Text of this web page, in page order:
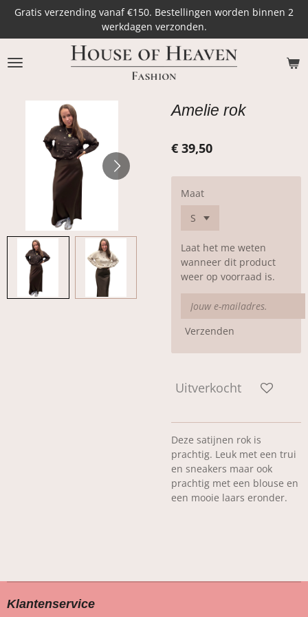
Ga
naar
de
hoofdinhoud
Gratis verzending vanaf €150. Bestellingen worden binnen 2
werkdagen verzonden.
Amelie rok
€ 39,50
Maat
Laat het me weten
wanneer dit product
weer op voorraad is.
Verzenden
Uitverkocht
Deze satijnen rok is
prachtig. Leuk met een trui
en sneakers maar ook
prachtig met een blouse en
een mooie laars eronder.
Klantenservice